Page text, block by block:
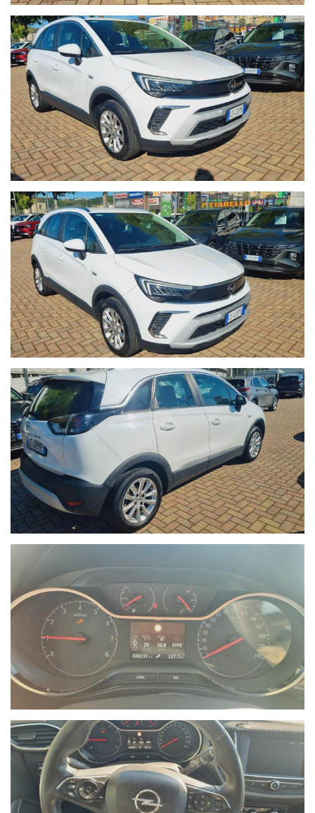
veicolo sia disponibile per essere visto e provato.
- Seguici anche su Facebook:
www.facebook.com/Autoquadrifoglio
- 12 MESI di garanzia MAPFRE a chilometraggio illimitato
compresa.
- La Garanzia MAPFRE, oltre a tutelare la vostra auto da guasti
di origine meccanica ed elettronica, vi offre un servizio di
assistenza 24h su 24, 7 giorni su 7, soccorso stradale in caso di
rottura e auto sostitutiva se la vostra vettura rimane ferma più
di 8 ore in officina.
- Possibilità di estensione della garanzia di ulteriori 12 mesi.
- Possibilità di finanziamenti personalizzati, assicurazioni furto &
incendio, kasko, eventi naturali a prezzi estremamente
vantaggiosi.
- Su ogni nostro veicolo vengono eseguiti più di 50 controlli
prima della consegna.
- In caso di veicoli da dare in permuta, si prega di inviare un
messaggio su Whatsapp al numero 389.535.7225 specificando
marca, modello, anno di immatricolazione, km percorsi, eventuali
interventi eseguiti e veicolo di interesse.
Sono inoltre necessarie fotografie dettagliate della vettura
posseduta. I nostri consulenti risponderanno indicando una
prima valutazione indicativa migliroabile di persona.
- Il Gruppo Autoquadrifoglio è concessionaria ufficiale Opel per
la vendita di autoveicoli e veicoli industriali dal 1978. Nel 2000
ha ampliato la gamma di servizi per i clienti con una moderna
autofficina meccanica.
Nel 2004 comincia l’avventura “Outlet dell’auto”, per la
commercializzazione di veicoli d’occasione garantiti di tutte le
marche.
di Savona del brand Hyundai, aprendo una nuova sede in via
Braja 48r a Savona.
Oggi Autoquadrifoglio è anche concessionaria ufficiale per la
provincia di Savona dei brand Peugeot e Citroen, con sede in Via
Nizza 18 a Savona.
- Le immagini possono differire dalla vettura reale in stock
oggetto dell'offerta.